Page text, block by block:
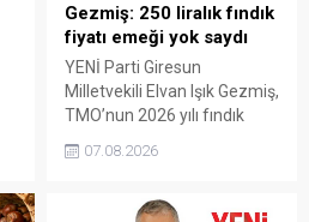
Gezmiş: 250 liralık fındık
fiyatı emeği yok saydı
YENİ Parti Giresun
Milletvekili Elvan Işık Gezmiş,
TMO’nun 2026 yılı fındık
Açıklanan rakamın üreticinin
karşılamadığını belirten
07.08.2026